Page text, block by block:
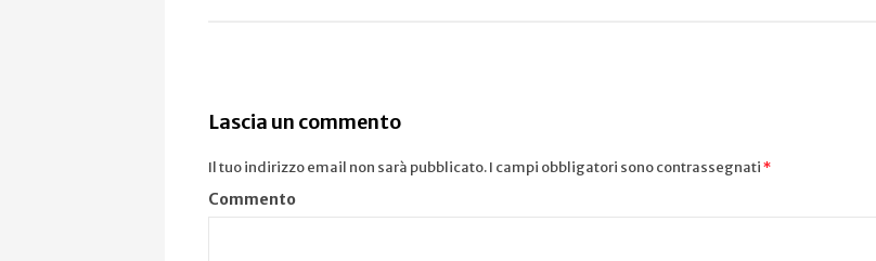
Lascia un commento
Il tuo indirizzo email non sarà pubblicato.I campi obbligatori sono contrassegnati*
Commento